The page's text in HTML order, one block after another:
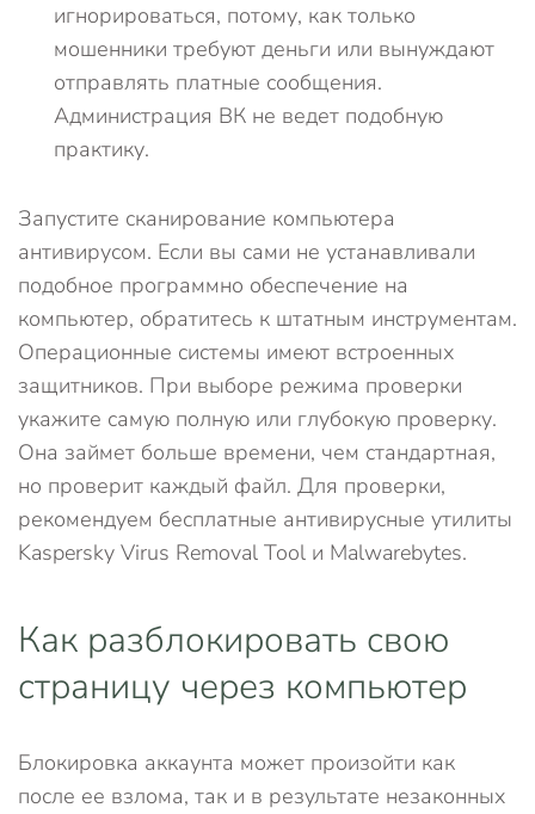
игнорироваться, потому, как только
мошенники требуют деньги или вынуждают
отправлять платные сообщения.
Администрация ВК не ведет подобную
практику.
Запустите сканирование компьютера
антивирусом. Если вы сами не устанавливали
подобное программно обеспечение на
компьютер, обратитесь к штатным инструментам.
Операционные системы имеют встроенных
защитников. При выборе режима проверки
укажите самую полную или глубокую проверку.
Она займет больше времени, чем стандартная,
но проверит каждый файл. Для проверки,
рекомендуем бесплатные антивирусные утилиты
Kaspersky Virus Removal Tool и Malwarebytes.
Как разблокировать свою
страницу через компьютер
Блокировка аккаунта может произойти как
после ее взлома, так и в результате незаконных